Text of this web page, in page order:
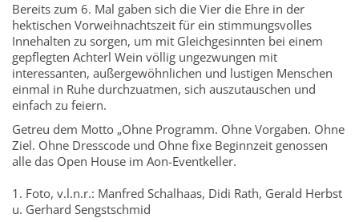
Bereits zum 6. Mal gaben sich die Vier die Ehre in der
hektischen Vorweihnachtszeit für ein stimmungsvolles
Innehalten zu sorgen, um mit Gleichgesinnten bei einem
gepflegten Achterl Wein völlig ungezwungen mit
interessanten, außergewöhnlichen und lustigen Menschen
einmal in Ruhe durchzuatmen, sich auszutauschen und
einfach zu feiern.
Getreu dem Motto „Ohne Programm. Ohne Vorgaben. Ohne
Ziel. Ohne Dresscode und Ohne fixe Beginnzeit genossen
alle das Open House im Aon-Eventkeller.
1. Foto, v.l.n.r.: Manfred Schalhaas, Didi Rath, Gerald Herbst
u. Gerhard Sengstschmid